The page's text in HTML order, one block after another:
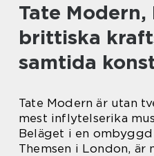
Tate Modern,
brittiska
samtida
Tate Modern är utan
mest inflytelserika
Beläget i en
Themsen i London, är